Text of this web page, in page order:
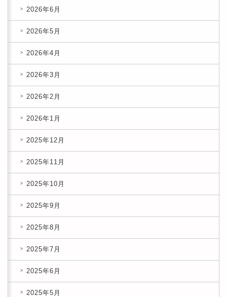
2026年6月
2026年5月
2026年4月
2026年3月
2026年2月
2026年1月
2025年12月
2025年11月
2025年10月
2025年9月
2025年8月
2025年7月
2025年6月
2025年5月